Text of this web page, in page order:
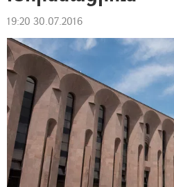
19:20 30.07.2016